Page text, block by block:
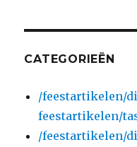
CATEGORIEËN
/feestartikelen/
feestartikelen/
/feestartikelen/